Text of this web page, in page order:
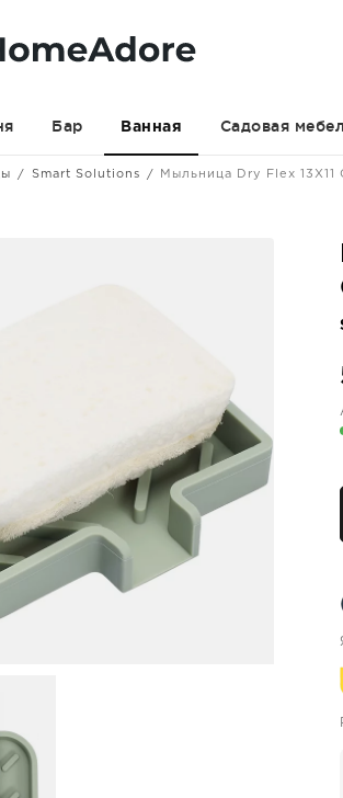
Бар Ванная Садовая
Smart Solutions Мыльница Dry Flex 13X11